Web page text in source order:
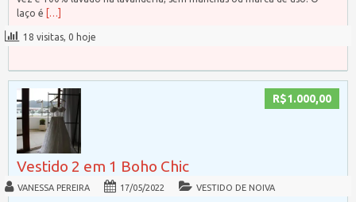
laço é […]
18 visitas, 0 hoje
R$1.000,00
Vestido 2 em 1 Boho Chic
VANESSA PEREIRA 17/05/2022 VESTIDO DE NOIVA